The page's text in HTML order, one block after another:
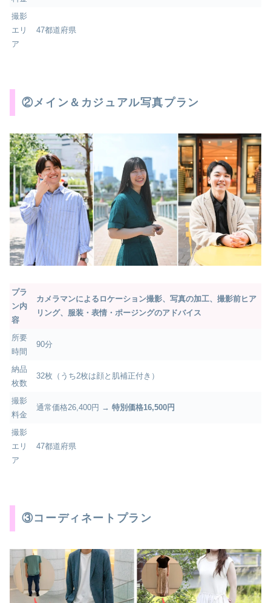
撮影
エリ
ア
47都道府県
②メイン＆カジュアル写真プラン
プラ
ン内
容
カメラマンによるロケーション撮影、写真の加工、撮影前ヒア
リング、服装・表情・ポージングのアドバイス
所要
時間
90分
納品
枚数
32枚（うち2枚は顔と肌補正付き）
撮影
料金
通常価格26,400円 → 特別価格16,500円
撮影
エリ
ア
47都道府県
③コーディネートプラン